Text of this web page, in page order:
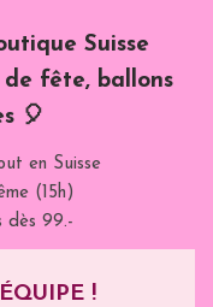
Suisse
de fête, ballons
🎈
en Suisse
(15h)
dès 99.-
!